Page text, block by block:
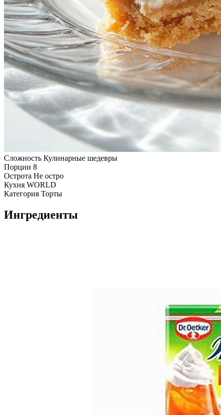
Сложность Кулинарные шедевры
Порции 8
Острота Не остро
Кухня WORLD
Категория Торты
Ингредиенты